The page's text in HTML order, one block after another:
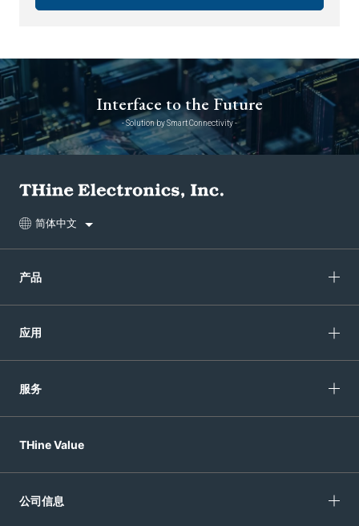
Interface to the Future
- Solution by Smart Connectivity -
简体中文
产品
应用
服务
THine Value
公司信息